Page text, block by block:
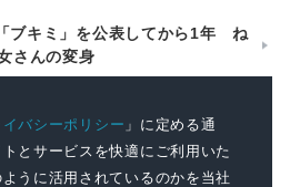
イバシーポリシー 」に定める通
とサービスを快適にご利用いた
うに活用されているのかを当社
ブキミ」を公表してから1年 ね
さんの変身
日〜8月2日は9,180人 高齢者が